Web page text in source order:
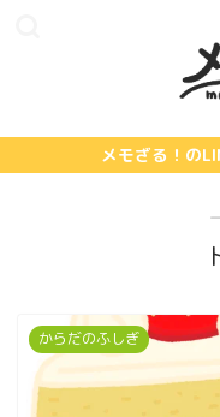
メモざる！の
からだのふしぎ